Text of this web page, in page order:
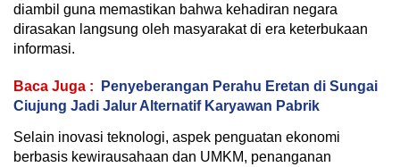
diambil guna memastikan bahwa kehadiran negara
dirasakan langsung oleh masyarakat di era keterbukaan
informasi.
Baca Juga :
Penyeberangan Perahu Eretan di Sungai
Ciujung Jadi Jalur Alternatif Karyawan Pabrik
Selain inovasi teknologi, aspek penguatan ekonomi
berbasis kewirausahaan dan UMKM, penanganan